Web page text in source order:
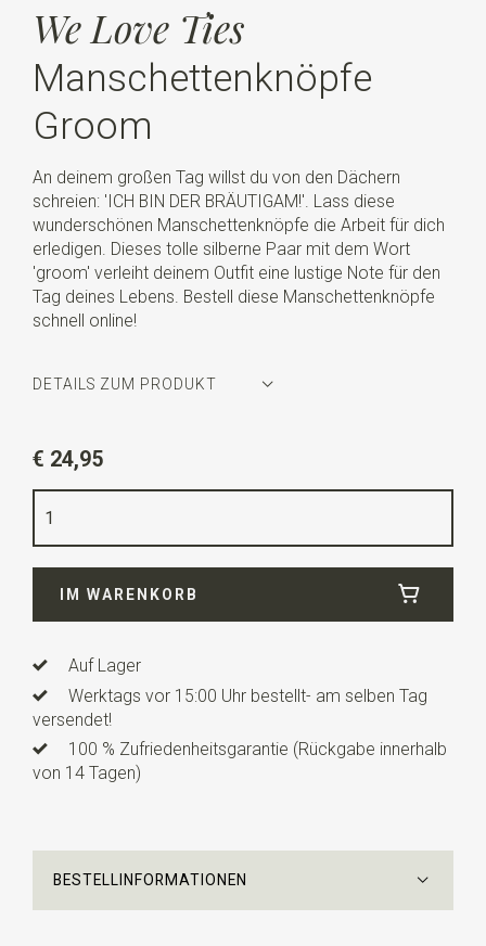
We Love Ties
Manschettenknöpfe
Groom
An deinem großen Tag willst du von den Dächern
schreien: 'ICH BIN DER BRÄUTIGAM!'. Lass diese
wunderschönen Manschettenknöpfe die Arbeit für dich
erledigen. Dieses tolle silberne Paar mit dem Wort
'groom' verleiht deinem Outfit eine lustige Note für den
Tag deines Lebens. Bestell diese Manschettenknöpfe
schnell online!
DETAILS ZUM PRODUKT
Farbe
Qualität
€ 24,95
IM WARENKORB
Auf Lager
Werktags vor 15:00 Uhr bestellt- am selben Tag
versendet!
100 % Zufriedenheitsgarantie (Rückgabe innerhalb
von 14 Tagen)
BESTELLINFORMATIONEN